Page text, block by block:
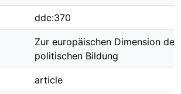
ddc:370
Zur europäischen Dimension der
politischen Bildung
article